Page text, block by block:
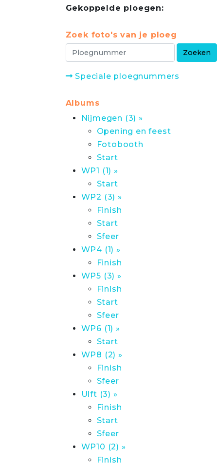
Gekoppelde ploegen:
Zoek foto's van je ploeg
Speciale ploegnummers
Albums
Nijmegen (3) »
Opening en feest
Fotobooth
Start
WP1 (1) »
Start
WP2 (3) »
Finish
Start
Sfeer
WP4 (1) »
Finish
WP5 (3) »
Finish
Start
Sfeer
WP6 (1) »
Start
WP8 (2) »
Finish
Sfeer
Ulft (3) »
Finish
Start
Sfeer
WP10 (2) »
Finish